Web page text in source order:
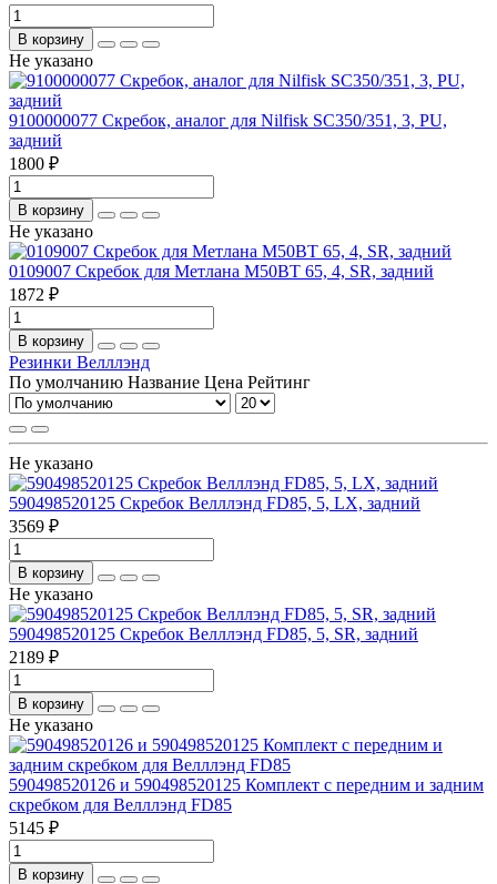
В корзину
Не указано
9100000077 Скребок, аналог для Nilfisk SC350/351, 3, PU,
задний
1800 ₽
В корзину
Не указано
0109007 Скребок для Метлана М50ВТ 65, 4, SR, задний
1872 ₽
В корзину
Резинки Велллэнд
По умолчанию Название Цена Рейтинг
Не указано
590498520125 Скребок Велллэнд FD85, 5, LX, задний
3569 ₽
В корзину
Не указано
590498520125 Скребок Велллэнд FD85, 5, SR, задний
2189 ₽
В корзину
Не указано
590498520126 и 590498520125 Комплект с передним и задним
скребком для Велллэнд FD85
5145 ₽
В корзину